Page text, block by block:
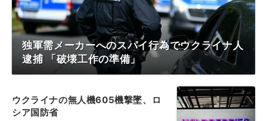
独軍需メーカーへのスパイ行為でウクライナ人
逮捕 「破壊工作の準備」
ウクライナの無人機605機撃墜、ロ
シア国防省